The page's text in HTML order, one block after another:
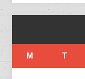
M T